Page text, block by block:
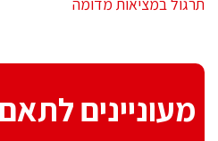
מעוניינים